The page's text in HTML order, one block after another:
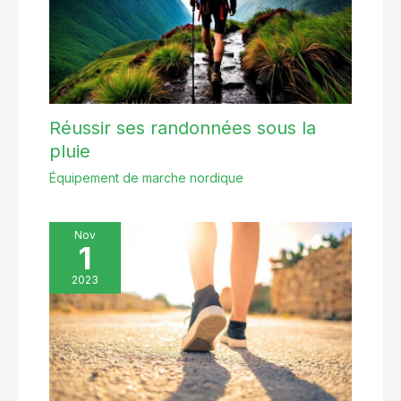
Réussir ses randonnées sous la
pluie
Équipement de marche nordique
Nov
1
2023